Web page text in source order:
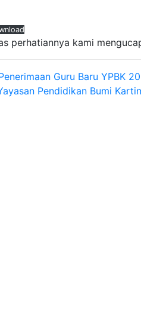
perhatiannya kami
Guru Baru YPBK
Pendidikan Bumi